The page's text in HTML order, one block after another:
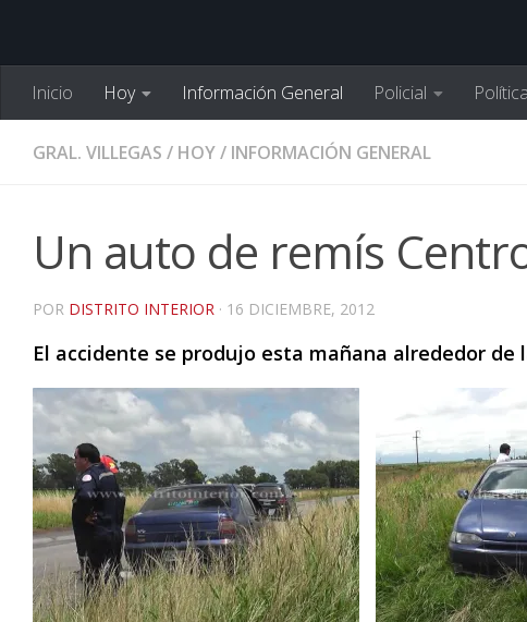
Inicio Hoy Información General Policial Política
GRAL. VILLEGAS / HOY/ INFORMACIÓN GENERAL
Un auto de remís
POR DISTRITO INTERIOR · 16 DICIEMBRE, 2012
El accidente se produjo esta mañana alrededor de